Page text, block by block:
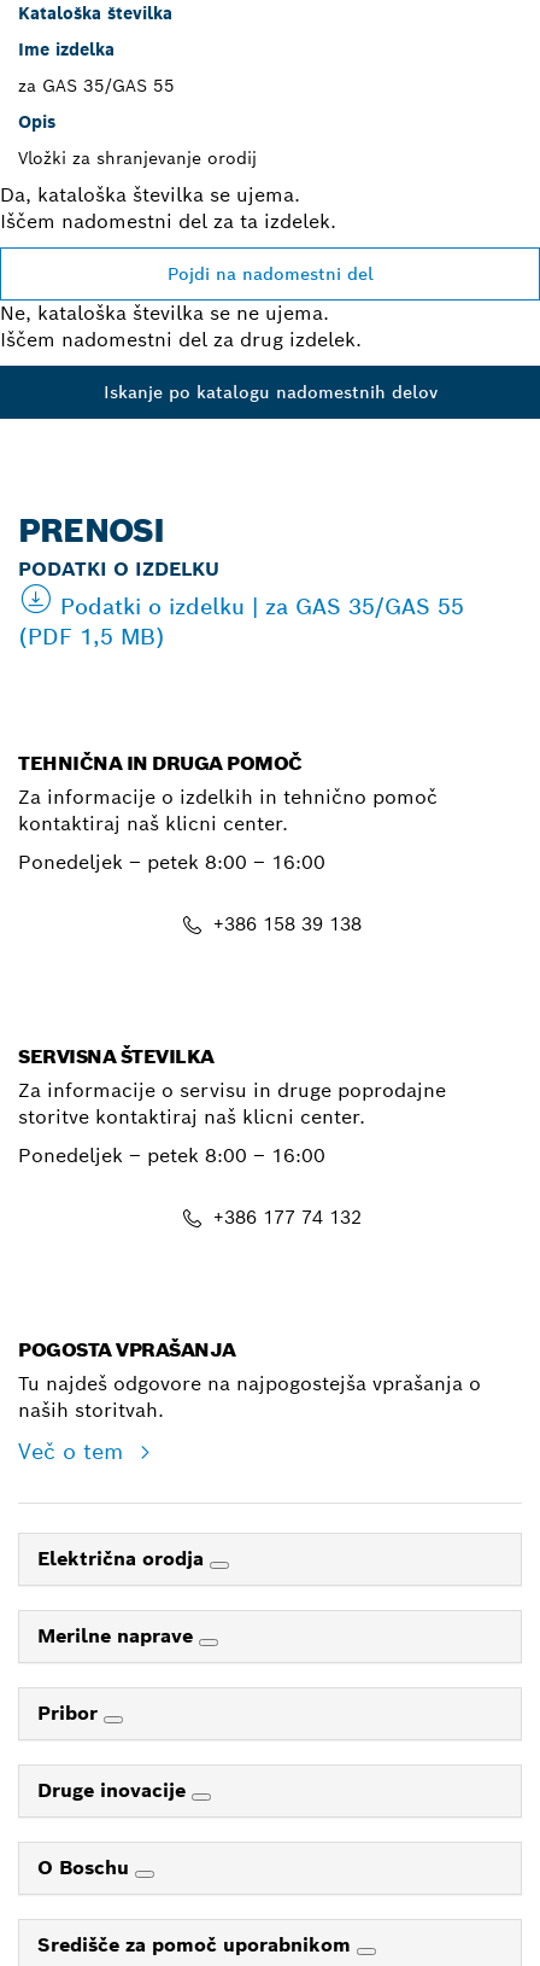
Kataloška številka
Ime izdelka
za GAS 35/GAS 55
Opis
Vložki za shranjevanje orodij
Da, kataloška številka se ujema.
Iščem nadomestni del za ta izdelek.
Pojdi na nadomestni del
Ne, kataloška številka se ne ujema.
Iščem nadomestni del za drug izdelek.
Iskanje po katalogu nadomestnih delov
PRENOSI
PODATKI O IZDELKU
Podatki o izdelku | za GAS 35/GAS 55
(PDF 1,5 MB)
TEHNIČNA IN DRUGA POMOČ
Za informacije o izdelkih in tehnično pomoč
kontaktiraj naš klicni center.
Ponedeljek – petek 8:00 – 16:00
+386 158 39 138
SERVISNA ŠTEVILKA
Za informacije o servisu in druge poprodajne
storitve kontaktiraj naš klicni center.
Ponedeljek – petek 8:00 – 16:00
+386 177 74 132
POGOSTA VPRAŠANJA
Tu najdeš odgovore na najpogostejša vprašanja o
naših storitvah.
Več o tem
Električna orodja
Merilne naprave
Pribor
Druge inovacije
O Boschu
Središče za pomoč uporabnikom